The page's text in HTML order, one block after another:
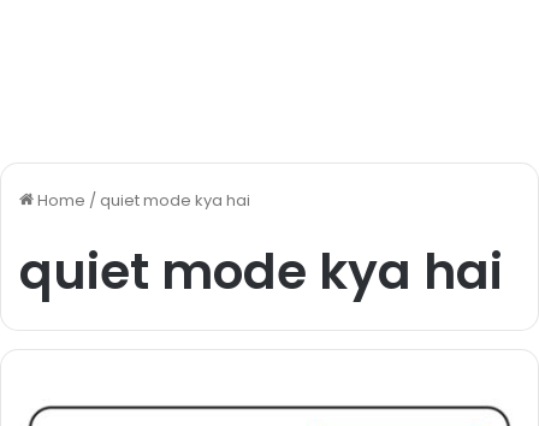
Home / quiet mode kya hai
quiet mode kya hai